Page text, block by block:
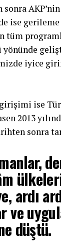
ise
iyice
ise
2013
sonra
ardı
ve
düştü.